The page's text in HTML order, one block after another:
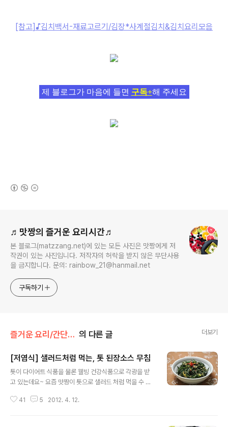
[참고]♪김치백서-재료고르기/김장*사계절김치&김치요리모음
제 블로그가 마음에 들면 구독+해 주세요
♬맛짱의 즐거운 요리시간♬
본 블로그(matzzang.net)에 있는 모든 사진은 맛짱에게 저
작권이 있는 사진입니다. 저작자의 허락을 받지 않은 무단사용
을 금지합니다. 문의: rainbow_21@hanmail.net
구독하기
즐거운 요리/간단한 반찬 의 다른 글 더보기
[저염식] 샐러드처럼 먹는, 톳 된장소스 무침
톳이 다이어트 식품을 물론 웰빙 건강식품으로 각광을 받
고 있는데요~ 요즘 맛짱이 톳으로 샐러드 처럼 먹을 수 있
그런지 효과가 제법..ㅎㅎ 몸이 조금 가벼워 지는 듯합니다.
41 5 2012. 4. 12.